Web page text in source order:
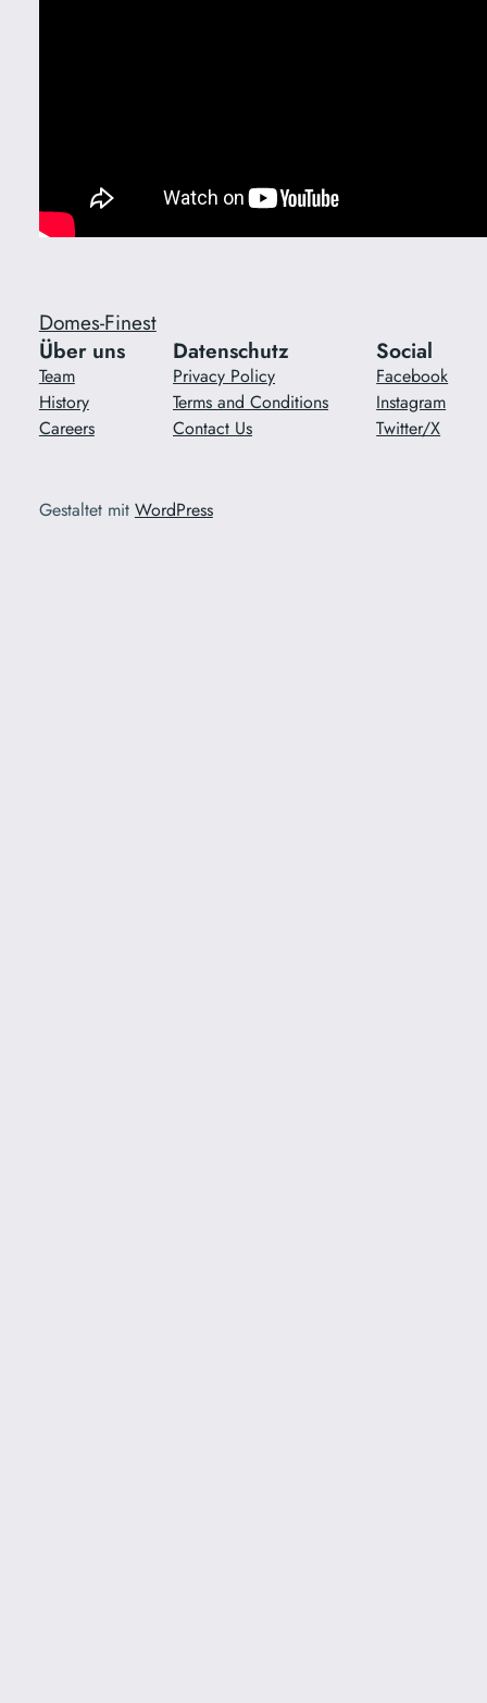
Domes-Finest
Über uns
Team
History
Careers
Datenschutz
Privacy Policy
Terms and Conditions
Contact Us
Social
Facebook
Instagram
Twitter/X
Gestaltet mit WordPress